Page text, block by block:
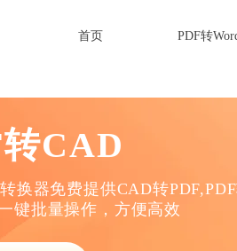
首页 PDF转
CAD
换器免费提供CAD转
键批量操作，方便高效